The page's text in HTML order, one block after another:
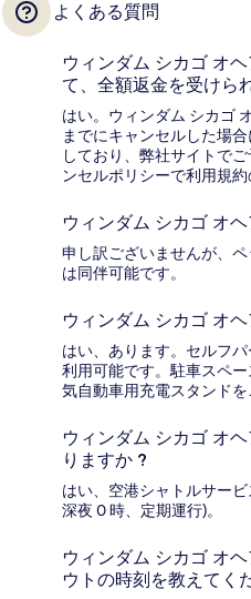
よくある質問
ウィンダム シカゴ オ
て、全額返金を受けら
はい。ウィンダム シカゴ
までにキャンセルした場
しており、弊社サイトで
ンセルポリシーで利用規約
ウィンダム シカゴ オ
申し訳ございませんが、
は同伴可能です。
ウィンダム シカゴ オ
はい、あります。セルフ
利用可能です。駐車スペ
気自動車用充電スタンドを
ウィンダム シカゴ オ
りますか ?
はい、空港シャトルサー
深夜 0 時、定期運行)。
ウィンダム シカゴ オ
ウトの時刻を教えてく